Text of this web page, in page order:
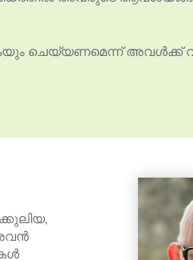
ചെയ്യണമെന്ന് അവൾക്ക്